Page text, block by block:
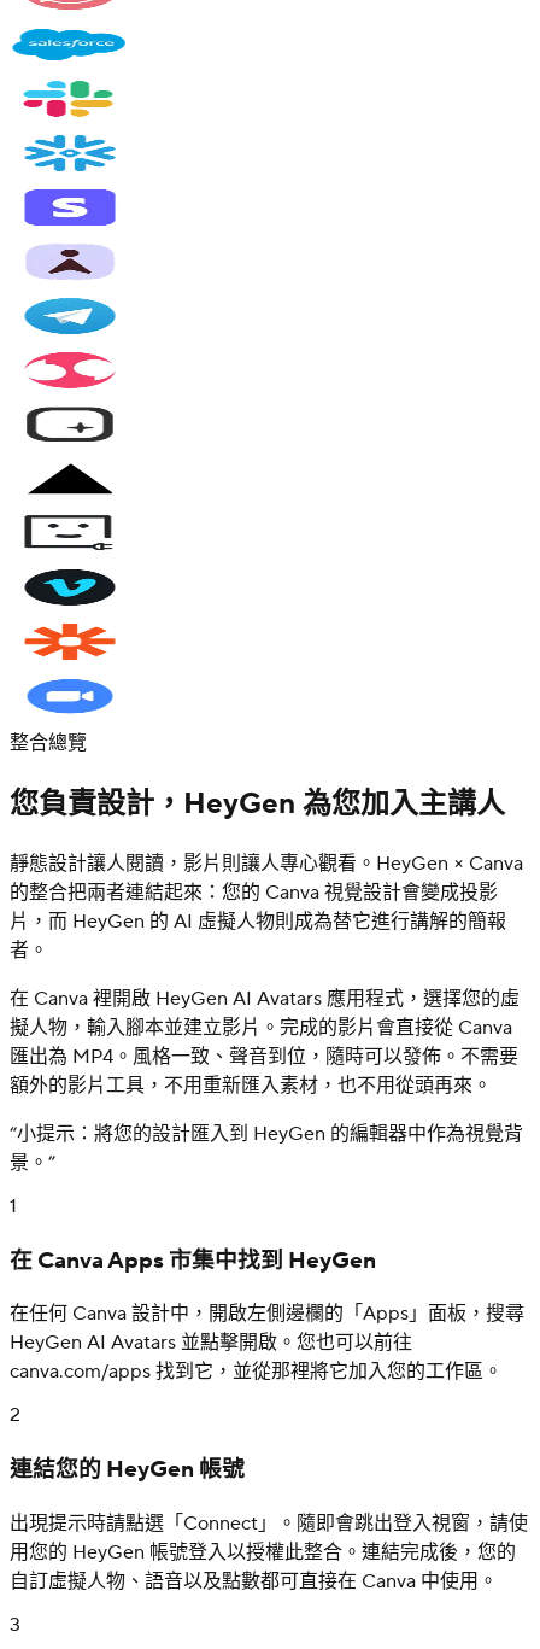
整合總覽
您負責設計，HeyGen 為您加入主講人
靜態設計讓人閱讀，影片則讓人專心觀看。HeyGen × Canva
的整合把兩者連結起來：您的 Canva 視覺設計會變成投影
片，而 HeyGen 的 AI 虛擬人物則成為替它進行講解的簡報
者。
在 Canva 裡開啟 HeyGen AI Avatars 應用程式，選擇您的虛
擬人物，輸入腳本並建立影片。完成的影片會直接從 Canva
匯出為 MP4。風格一致、聲音到位，隨時可以發佈。不需要
額外的影片工具，不用重新匯入素材，也不用從頭再來。
“小提示：將您的設計匯入到 HeyGen 的編輯器中作為視覺背
景。 ”
1
在 Canva Apps 市集中找到 HeyGen
在任何 Canva 設計中，開啟左側邊欄的「Apps」面板，搜尋
HeyGen AI Avatars 並點擊開啟。您也可以前往
canva.com/apps 找到它，並從那裡將它加入您的工作區。
2
連結您的 HeyGen 帳號
出現提示時請點選「Connect」。隨即會跳出登入視窗，請使
用您的 HeyGen 帳號登入以授權此整合。連結完成後，您的
自訂虛擬人物、語音以及點數都可直接在 Canva 中使用。
3